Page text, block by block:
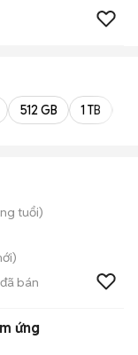
512 GB 1 TB
tuổi)
đã bán
ứng